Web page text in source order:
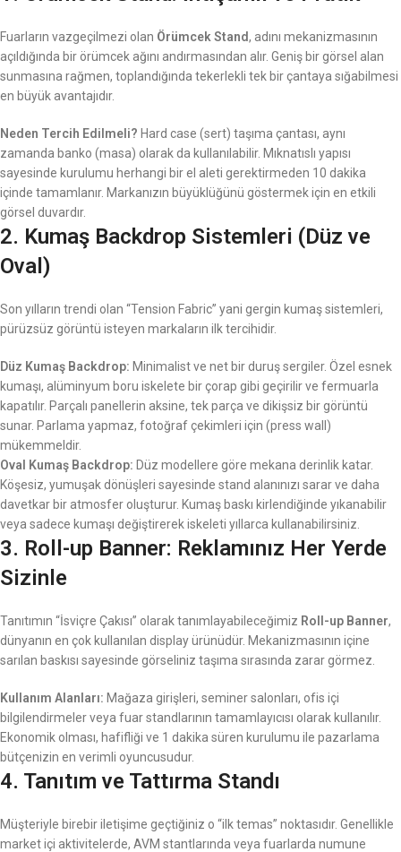
Fuarların vazgeçilmezi olan Örümcek Stand, adını mekanizmasının
açıldığında bir örümcek ağını andırmasından alır. Geniş bir görsel alan
sunmasına rağmen, toplandığında tekerlekli tek bir çantaya sığabilmesi
en büyük avantajıdır.
Neden Tercih Edilmeli? Hard case (sert) taşıma çantası, aynı
zamanda banko (masa) olarak da kullanılabilir. Mıknatıslı yapısı
sayesinde kurulumu herhangi bir el aleti gerektirmeden 10 dakika
içinde tamamlanır. Markanızın büyüklüğünü göstermek için en etkili
görsel duvardır.
2. Kumaş Backdrop Sistemleri (Düz ve
Oval)
Son yılların trendi olan “Tension Fabric” yani gergin kumaş sistemleri,
pürüzsüz görüntü isteyen markaların ilk tercihidir.
Düz Kumaş Backdrop: Minimalist ve net bir duruş sergiler. Özel esnek
kumaşı, alüminyum boru iskelete bir çorap gibi geçirilir ve fermuarla
kapatılır. Parçalı panellerin aksine, tek parça ve dikişsiz bir görüntü
sunar. Parlama yapmaz, fotoğraf çekimleri için (press wall)
mükemmeldir.
Oval Kumaş Backdrop: Düz modellere göre mekana derinlik katar.
Köşesiz, yumuşak dönüşleri sayesinde stand alanınızı sarar ve daha
davetkar bir atmosfer oluşturur. Kumaş baskı kirlendiğinde yıkanabilir
veya sadece kumaşı değiştirerek iskeleti yıllarca kullanabilirsiniz.
3. Roll-up Banner: Reklamınız Her Yerde
Sizinle
Tanıtımın “İsviçre Çakısı” olarak tanımlayabileceğimiz Roll-up Banner,
dünyanın en çok kullanılan display ürünüdür. Mekanizmasının içine
sarılan baskısı sayesinde görseliniz taşıma sırasında zarar görmez.
Kullanım Alanları: Mağaza girişleri, seminer salonları, ofis içi
bilgilendirmeler veya fuar standlarının tamamlayıcısı olarak kullanılır.
Ekonomik olması, hafifliği ve 1 dakika süren kurulumu ile pazarlama
bütçenizin en verimli oyuncusudur.
4. Tanıtım ve Tattırma Standı
Müşteriyle birebir iletişime geçtiğiniz o “ilk temas” noktasıdır. Genellikle
market içi aktivitelerde, AVM stantlarında veya fuarlarda numune